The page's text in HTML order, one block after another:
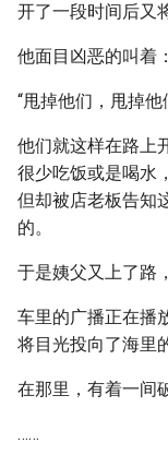
开了一段时间后又
他面目凶恶的叫着：
“甩掉他们，甩掉他
他们就这样在路上
很少吃饭或是喝水
但却被店老板告知
的。
于是姨父又上了路
车里的广播正在播
将目光投向了海里
在那里，有着一间
……